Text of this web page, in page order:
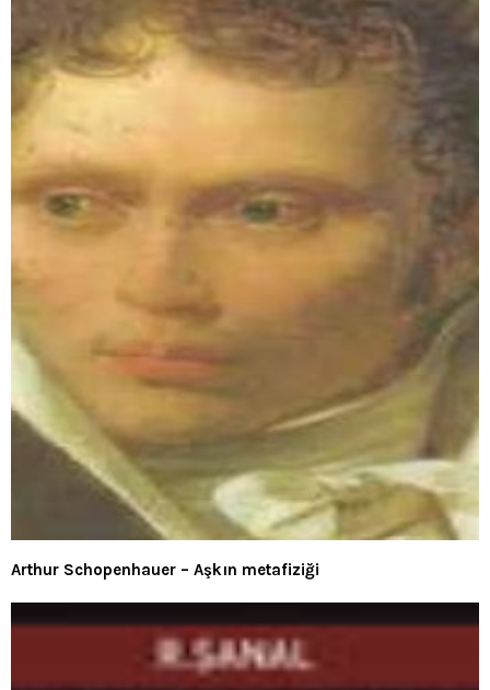
Arthur Schopenhauer – Aşkın metafiziği